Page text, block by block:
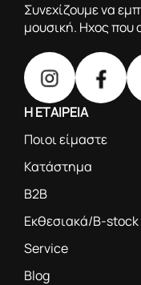
Συνεχίζουμε να
μουσική. Ηχος που
Η ΕΤΑΙΡΕΙΑ
Ποιοι είμαστε
Κατάστημα
B2B
Εκθεσιακά/B-stock
Service
Blog